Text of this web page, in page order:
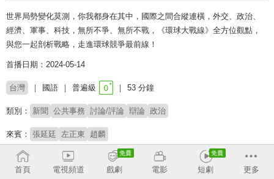
世界局勢變化莫測，你我都身在其中，國際之間合縱連橫，外交、政治、
經濟、軍事、科技，無所不爭、無所不戰，《環球大戰線》全方位觀點，
與您一起剖析戰略，走進環球競爭最前線！
首播日期：2024-05-14
台灣 國語 普遍級 53 分鐘
類別： 新聞 公共事務 討論/評論 辯論 政治
來賓： 張延廷 左正東 趙麟
主持：
首頁
電視頻道 戲劇 電影 短劇 更多